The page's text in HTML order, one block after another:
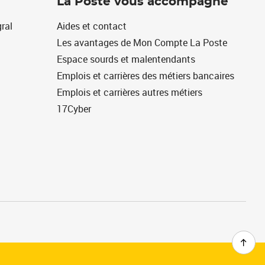
Aides et contact
Les avantages de Mon Compte La Poste
Espace sourds et malentendants
Emplois et carrières des métiers bancaires
Emplois et carrières autres métiers
17Cyber